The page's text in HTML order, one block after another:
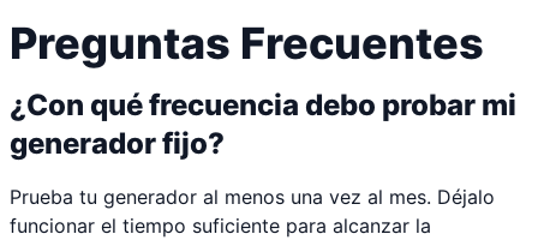
Preguntas Frecuentes
¿Con qué frecuencia debo probar mi
generador fijo?
Prueba tu generador al menos una vez al mes. Déjalo
funcionar el tiempo suficiente para alcanzar la